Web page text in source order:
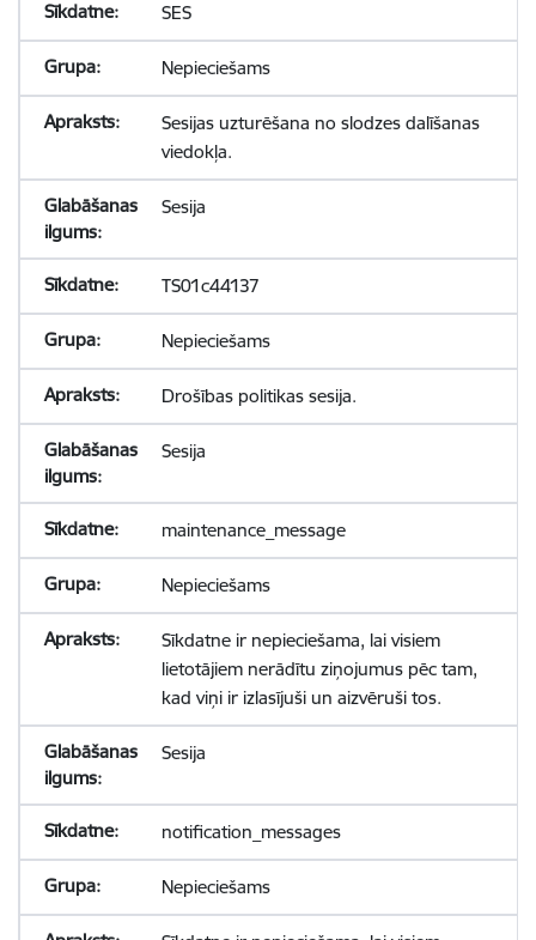
SES
Nepieciešams
Sesijas uzturēšana no slodzes dalīšanas
viedokļa.
Sesija
TS01c44137
Nepieciešams
Drošības politikas sesija.
Sesija
maintenance_message
Nepieciešams
Sīkdatne ir nepieciešama, lai visiem
lietotājiem nerādītu ziņojumus pēc tam,
kad viņi ir izlasījuši un aizvēruši tos.
Sesija
notification_messages
Nepieciešams